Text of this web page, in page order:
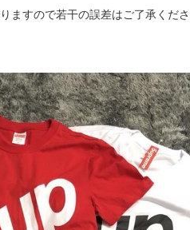
ますので若干の誤差はご了承くださ